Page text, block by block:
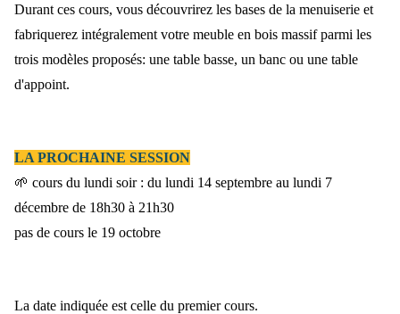
Durant ces cours, vous découvrirez les bases de la menuiserie et
fabriquerez intégralement votre meuble en bois massif parmi les
trois modèles proposés: une table basse, un banc ou une table
d'appoint.
LA PROCHAINE SESSION
🌱 cours du lundi soir : du lundi 14 septembre au lundi 7
décembre de 18h30 à 21h30
pas de cours le 19 octobre
La date indiquée est celle du premier cours.